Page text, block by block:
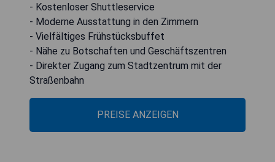
- Kostenloser Shuttleservice
- Moderne Ausstattung in den Zimmern
- Vielfältiges Frühstücksbuffet
- Nähe zu Botschaften und Geschäftszentren
- Direkter Zugang zum Stadtzentrum mit der
Straßenbahn
PREISE ANZEIGEN